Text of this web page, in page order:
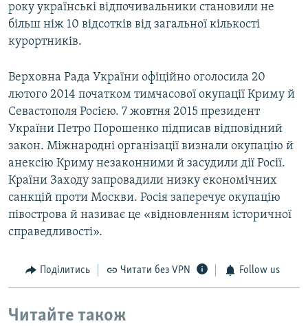
року українські відпочивальники становили не
більш ніж 10 відсотків від загальної кількості
курортників.
Верховна Рада України офіційно оголосила 20
лютого 2014 початком тимчасової окупації Криму й
Севастополя Росією. 7 жовтня 2015 президент
України Петро Порошенко підписав відповідний
закон. Міжнародні організації визнали окупацію й
анексію Криму незаконними й засудили дії Росії.
Країни Заходу запровадили низку економічних
санкцій проти Москви. Росія заперечує окупацію
півострова й називає це «відновленням історичної
справедливості».
Поділитись Читати без VPN Follow us
Читайте також